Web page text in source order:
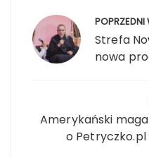
wpisu POPRZEDNI
Strefa
nowa
Amerykański
o Petryczko.pl